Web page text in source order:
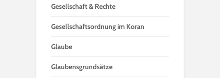
Gesellschaft & Rechte
Gesellschaftsordnung im Koran
Glaube
Glaubensgrundsätze